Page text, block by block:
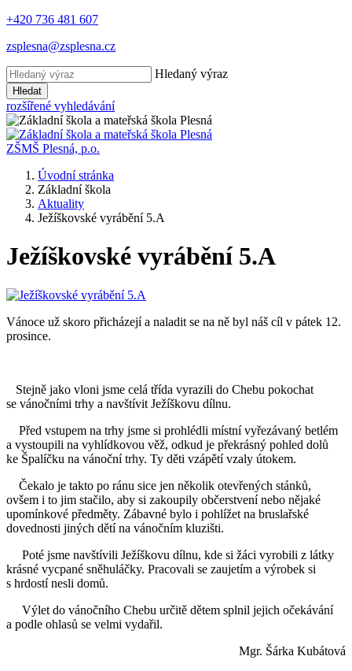
+420 736 481 607
zsplesna@zsplesna.cz
Hledaný výraz
Hledat
rozšířené vyhledávání
ZŠMŠ Plesná, p.o.
Úvodní stránka
Základní škola
Aktuality
Ježíškovské vyrábění 5.A
Ježíškovské vyrábění 5.A
Vánoce už skoro přicházejí a naladit se na ně byl náš cíl v pátek 12.
prosince.
Stejně jako vloni jsme celá třída vyrazili do Chebu pokochat
se vánočními trhy a navštívit Ježíškovu dílnu.
Před vstupem na trhy jsme si prohlédli místní vyřezávaný betlém
a vystoupili na vyhlídkovou věž, odkud je překrásný pohled dolů
ke Špalíčku na vánoční trhy. Ty děti vzápětí vzaly útokem.
Čekalo je takto po ránu sice jen několik otevřených stánků,
ovšem i to jim stačilo, aby si zakoupily občerstvení nebo nějaké
upomínkové předměty. Zábavné bylo i pohlížet na bruslařské
dovednosti jiných dětí na vánočním kluzišti.
Poté jsme navštívili Ježíškovu dílnu, kde si žáci vyrobili z látky
krásné vycpané sněhuláčky. Pracovali se zaujetím a výrobek si
s hrdostí nesli domů.
Výlet do vánočního Chebu určitě dětem splnil jejich očekávání
a podle ohlasů se velmi vydařil.
Mgr. Šárka Kubátová